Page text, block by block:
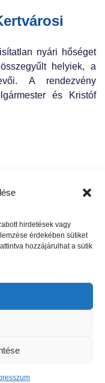
hirdetések vagy
érdekében sütiket
hozzájárulhat a sütik
nyári hőséget
helyiek, a
A rendezvény
és Kristóf
következő cikk
fenntartva